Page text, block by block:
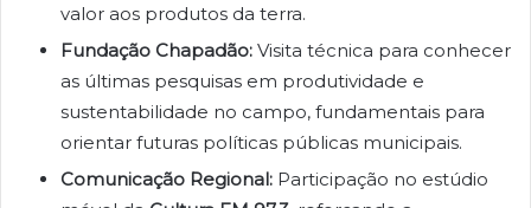
valor aos produtos da terra.
Fundação Chapadão: Visita técnica para conhecer
as últimas pesquisas em produtividade e
sustentabilidade no campo, fundamentais para
orientar futuras políticas públicas municipais.
Comunicação Regional: Participação no estúdio